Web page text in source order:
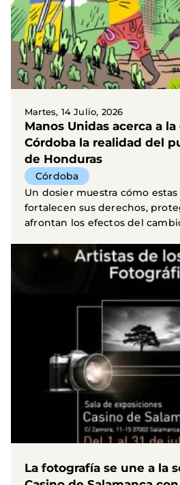
Martes, 14 Julio, 2026
Manos Unidas acerca a
Córdoba la realidad del
de Honduras
Córdoba
Un dosier muestra cómo
fortalecen sus derechos,
afrontan los efectos del
La fotografía se une a la